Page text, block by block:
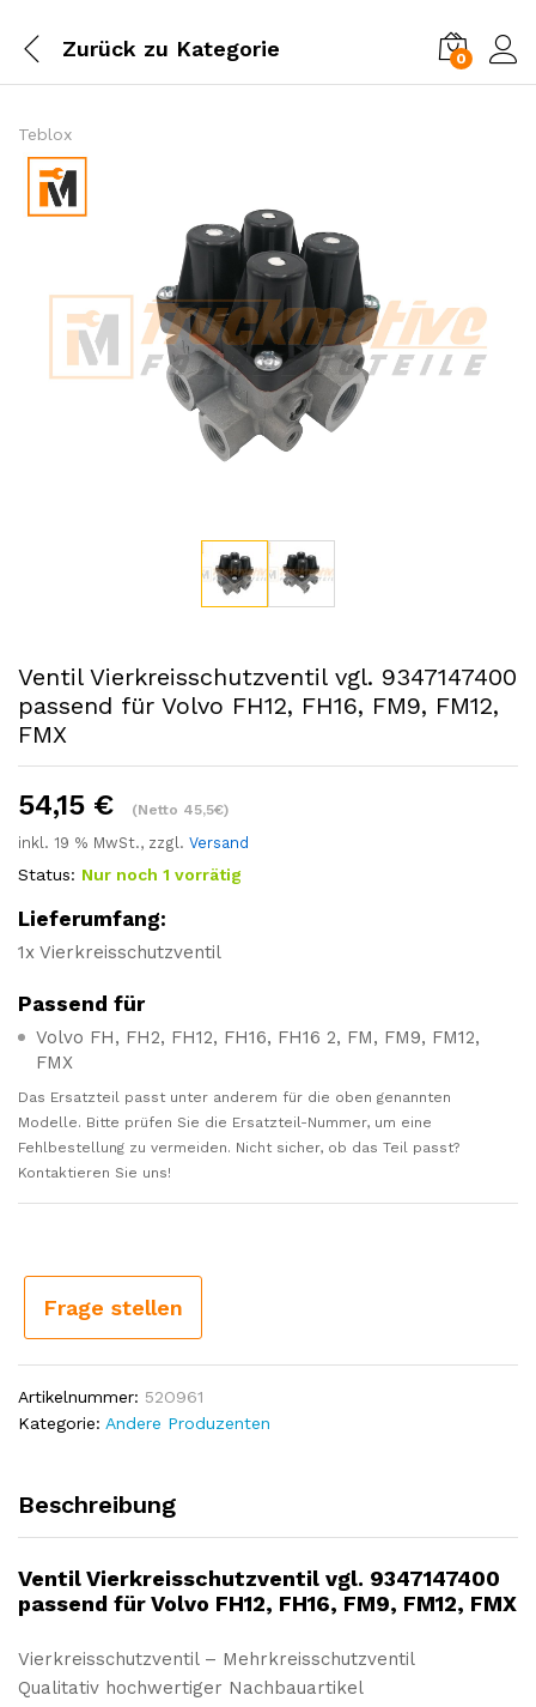
Zurück zu Kategorie 0
Teblox
Ventil Vierkreisschutzventil vgl. 9347147400
passend für Volvo FH12, FH16, FM9, FM12,
FMX
54,15 € (Netto 45,5€)
inkl. 19 % MwSt., zzgl. Versand
Status: Nur noch 1 vorrätig
Lieferumfang:
1x Vierkreisschutzventil
Passend für
Volvo FH, FH2, FH12, FH16, FH16 2, FM, FM9, FM12,
FMX
Das Ersatzteil passt unter anderem für die oben genannten
Modelle. Bitte prüfen Sie die Ersatzteil-Nummer, um eine
Fehlbestellung zu vermeiden. Nicht sicher, ob das Teil passt?
Kontaktieren Sie uns!
Frage stellen
Artikelnummer: 52O961
Kategorie: Andere Produzenten
Beschreibung
Ventil Vierkreisschutzventil vgl. 9347147400
passend für Volvo FH12, FH16, FM9, FM12, FMX
Vierkreisschutzventil – Mehrkreisschutzventil
Qualitativ hochwertiger Nachbauartikel